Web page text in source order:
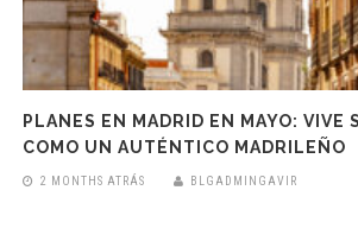
PLANES EN MADRID EN MAYO: VIVE
COMO UN AUTÉNTICO MADRILEÑO
2 MONTHS ATRÁS BLGADMINGAVIR